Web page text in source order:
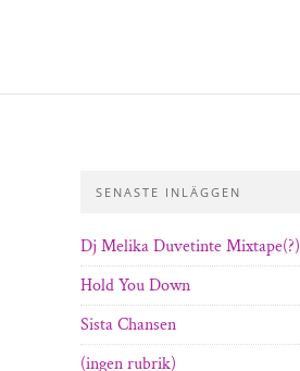
SENASTE INLÄGGEN
Dj Melika Duvetinte Mixtape(?)
Hold You Down
Sista Chansen
(ingen rubrik)